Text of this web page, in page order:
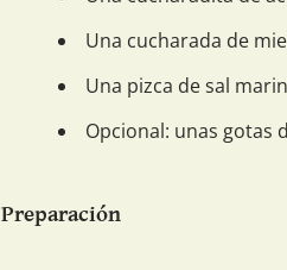
Una cucharada de
Una pizca de sal
Opcional: unas gotas
Preparación